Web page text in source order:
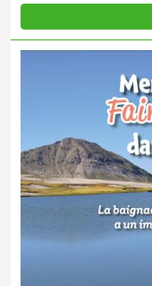
la baignade dans les
l'interdire pour des
de vous baigner dans